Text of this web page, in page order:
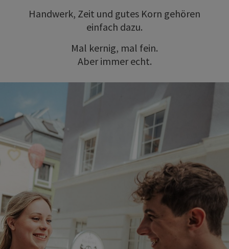
Handwerk, Zeit und gutes Korn gehören
einfach dazu.
Mal kernig, mal fein.
Aber immer echt.